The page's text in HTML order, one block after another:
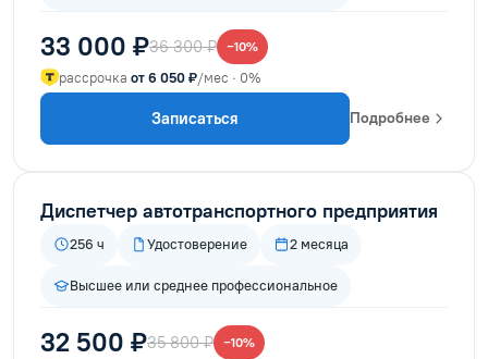
33 000 ₽36 300 ₽ −10%
рассрочка от 6 050 ₽/мес · 0%
Записаться Подробнее
Диспетчер автотранспортного предприятия
256 ч Удостоверение 2 месяца
Высшее или среднее профессиональное
32 500 ₽35 800 ₽ −10%